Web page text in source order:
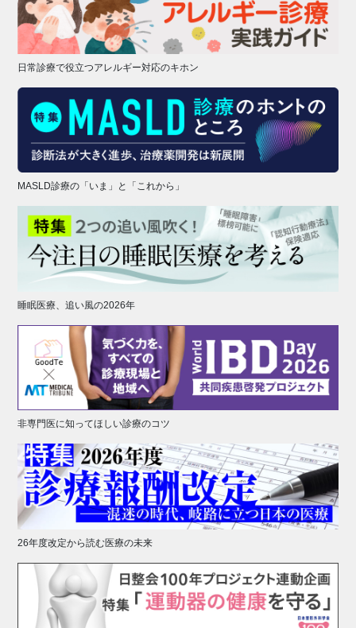
日常診療で役立つアレルギー対応のキホン
MASLD診療の「いま」と「これから」
睡眠医療、追い風の2026年
非専門医に知ってほしい診療のコツ
26年度改定から読む医療の未来